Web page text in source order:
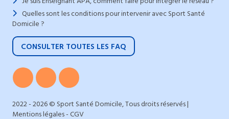
Quelles sont les conditions pour intervenir avec Sport Santé
Domicile ?
CONSULTER TOUTES LES FAQ
2022 - 2026 © Sport Santé Domicile, Tous droits réservés |
Mentions légales-CGV